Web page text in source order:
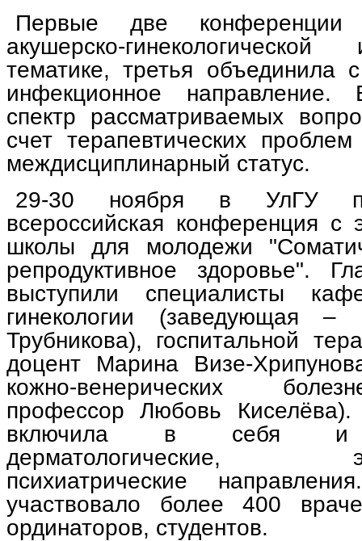
Первые две
акушерско-
тематике, третья объединила
инфекционное
спектр рассматриваемых
счет терапевтических
междисциплинарный статус.
29-30 ноября в УлГУ
всероссийская конференция с
школы для молодежи
репродуктивное здоровье".
выступили специалисты
гинекологии (заведующая –
Трубникова), госпитальной
доцент Марина Визе-
кожно-венерических
профессор Любовь Киселёва).
включила в себя и
дерматологические,
психиатрические
участвовало более 400
ординаторов, студентов.